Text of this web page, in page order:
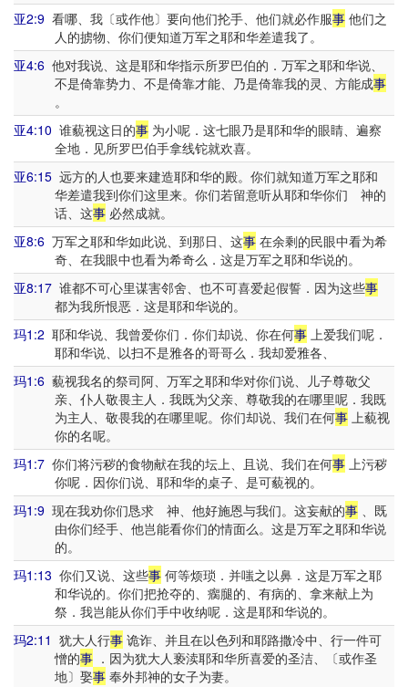
亚2:9 看哪、我〔或作他〕要向他们抡手、他们就必作服事 他们之
人的掳物、你们便知道万军之耶和华差遣我了。
亚4:6 他对我说、这是耶和华指示所罗巴伯的．万军之耶和华说、
不是倚靠势力、不是倚靠才能、乃是倚靠我的灵、方能成事
。
亚4:10 谁藐视这日的事 为小呢．这七眼乃是耶和华的眼睛、遍察
全地．见所罗巴伯手拿线铊就欢喜。
亚6:15 远方的人也要来建造耶和华的殿。你们就知道万军之耶和
华差遣我到你们这里来。你们若留意听从耶和华你们 神的
话、这事必然成就。
亚8:6 万军之耶和华如此说、到那日、这事 在余剩的民眼中看为希
奇、在我眼中也看为希奇么．这是万军之耶和华说的。
亚8:17 谁都不可心里谋害邻舍、也不可喜爱起假誓．因为这些事
都为我所恨恶．这是耶和华说的。
玛1:2 耶和华说、我曾爱你们．你们却说、你在何事 上爱我们呢．
耶和华说、以扫不是雅各的哥哥么．我却爱雅各、
玛1:6 藐视我名的祭司阿、万军之耶和华对你们说、儿子尊敬父
亲、仆人敬畏主人．我既为父亲、尊敬我的在哪里呢．我既
为主人、敬畏我的在哪里呢。你们却说、我们在何事上藐视
你的名呢。
玛1:7 你们将污秽的食物献在我的坛上、且说、我们在何事 上污秽
你呢．因你们说、耶和华的桌子、是可藐视的。
玛1:9 现在我劝你们恳求 神、他好施恩与我们。这妄献的事 、既
由你们经手、他岂能看你们的情面么。这是万军之耶和华说
的。
玛1:13 你们又说、这些事 何等烦琐．并嗤之以鼻．这是万军之耶
和华说的。你们把抢夺的、瘸腿的、有病的、拿来献上为
祭．我岂能从你们手中收纳呢．这是耶和华说的。
玛2:11 犹大人行事 诡诈、并且在以色列和耶路撒冷中、行一件可
憎的事．因为犹大人亵渎耶和华所喜爱的圣洁、〔或作圣
地〕娶事奉外邦神的女子为妻。